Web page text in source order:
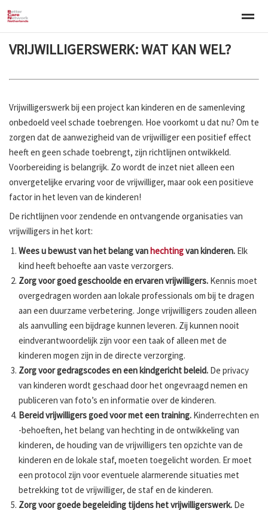
Welkom Over BCNN Werken met kinderen Gezinsgerichte
VRIJWILLIGERSWERK: WAT KAN WEL?
Vrijwilligerswerk bij een project kan kinderen en de samenleving
onbedoeld veel schade toebrengen. Hoe voorkomt u dat nu? Om te
zorgen dat de aanwezigheid van de vrijwilliger een positief effect
heeft en geen schade toebrengt, zijn richtlijnen ontwikkeld.
Voorbereiding is belangrijk. Zo wordt de inzet niet alleen een
onvergetelijke ervaring voor de vrijwilliger, maar ook een positieve
factor in het leven van de kinderen!
De richtlijnen voor zendende en ontvangende organisaties van
vrijwilligers in het kort:
Wees u bewust van het belang vanhechtingvan kinderen. Elk
kind heeft behoefte aan vaste verzorgers.
Zorg voor goed geschoolde en ervaren vrijwilligers. Kennis moet
overgedragen worden aan lokale professionals om bij te dragen
aan een duurzame verbetering. Jonge vrijwilligers zouden alleen
als aanvulling een bijdrage kunnen leveren. Zij kunnen nooit
eindverantwoordelijk zijn voor een taak of alleen met de
kinderen mogen zijn in de directe verzorging.
Zorg voor gedragscodes en een kindgericht beleid. De privacy
van kinderen wordt geschaad door het ongevraagd nemen en
publiceren van foto’s en informatie over de kinderen.
Bereid vrijwilligers goed voor met een training. Kinderrechten en
-behoeften, het belang van hechting in de ontwikkeling van
kinderen, de houding van de vrijwilligers ten opzichte van de
kinderen en de lokale staf, moeten toegelicht worden. Er moet
een protocol zijn voor eventuele alarmerende situaties met
betrekking tot de vrijwilliger, de staf en de kinderen.
Zorg voor goede begeleiding tijdens het vrijwilligerswerk. De